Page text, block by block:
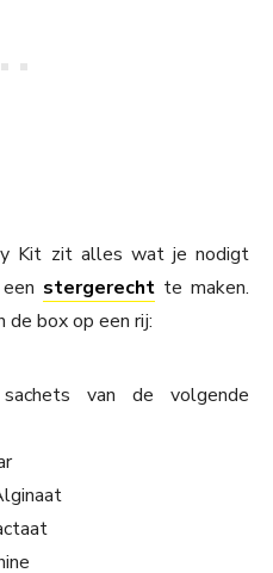
Kit zit alles wat je nodigt
stergerechtte maken.
de box op een rij:
van de volgende